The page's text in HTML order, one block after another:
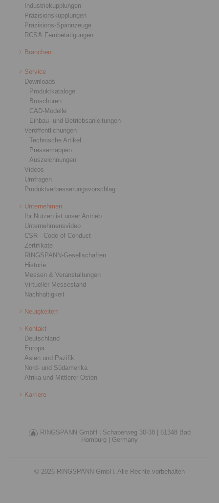
Industriekupplungen
Präzisionskupplungen
Präzisions-Spannzeuge
RCS® Fernbetätigungen
Branchen
Service
Downloads
Produktkataloge
Broschüren
CAD-Modelle
Einbau- und Betriebsanleitungen
Veröffentlichungen
Technische Artikel
Pressemappen
Auszeichnungen
Videos
Umfragen
Produktverbesserungsvorschlag
Unternehmen
Ihr Nutzen ist unser Antrieb
Unternehmensvideo
CSR - Code of Conduct
Zertifikate
RINGSPANN-Gesellschaften
Historie
Messen & Veranstaltungen
Virtueller Messestand
Nachhaltigkeit
Neuigkeiten
Kontakt
Deutschland
Europa
Asien und Pazifik
Nord- und Südamerika
Afrika und Mittlerer Osten
Karriere
RINGSPANN GmbH | Schaberweg 30-38 |
61348 Bad
Homburg |
Germany
© 2026 RINGSPANN GmbH. Alle Rechte vorbehalten